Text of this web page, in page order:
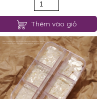
Thêm vào giỏ